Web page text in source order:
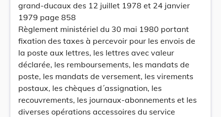
Lausanne, le 5 juillet 1974.
grand-ducaux des 12 juillet 1978 et 24 janvier
1979 page 858
Règlement ministériel du 30 mai 1980 portant
fixation des taxes à percevoir pour les envois de
la poste aux lettres, les lettres avec valeur
déclarée, les remboursements, les mandats de
poste, les mandats de versement, les virements
postaux, les chèques d´assignation, les
recouvrements, les journaux-abonnements et les
diverses opérations accessoires du service